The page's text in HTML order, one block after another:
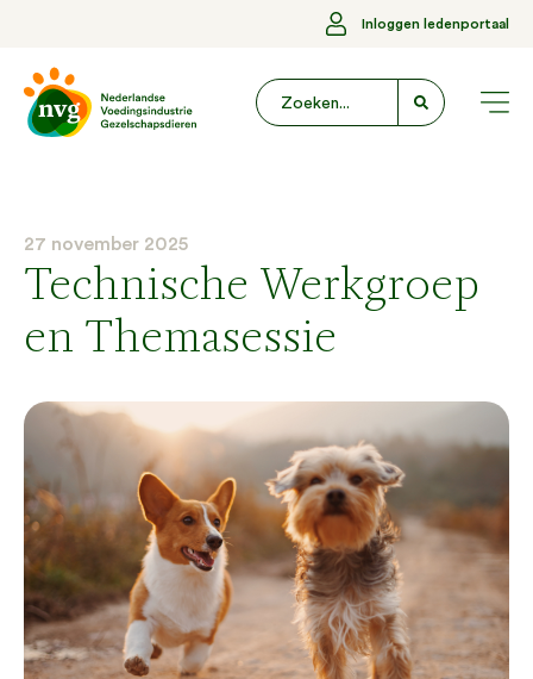
Inloggen ledenportaal
27 november 2025
Technische Werkgroep
en Themasessie